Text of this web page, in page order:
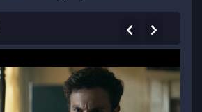
Previous